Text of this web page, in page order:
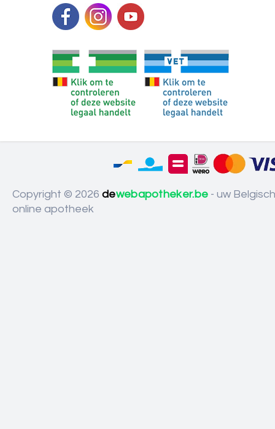
Copyright © 2026 dewebapotheker.be - uw
online apotheek